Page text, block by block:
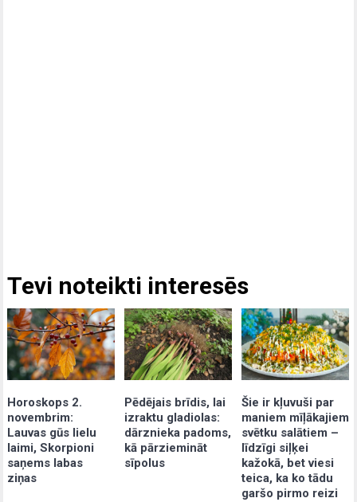
Tevi noteikti interesēs
Horoskops 2.
novembrim:
Lauvas gūs lielu
laimi, Skorpioni
saņems labas
ziņas
Pēdējais brīdis, lai
izraktu gladiolas:
dārznieka padoms,
kā pārziemināt
sīpolus
Šie ir kļuvuši par
maniem mīļākajiem
svētku salātiem –
līdzīgi siļķei
kažokā, bet viesi
teica, ka ko tādu
garšo pirmo reizi